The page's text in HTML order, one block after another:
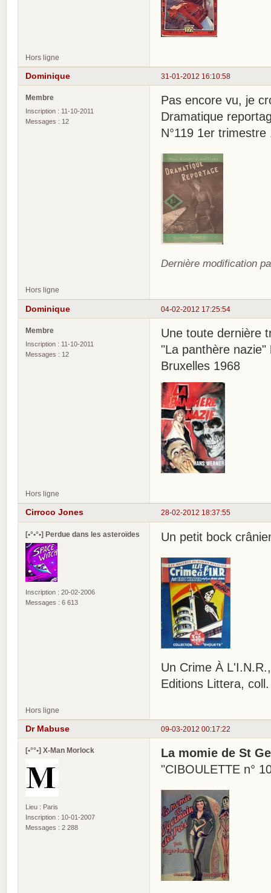
Hors ligne
31-01-2012 16:10:58
Dominique
Membre
Inscription : 11-10-2011
Messages : 12
Pas encore vu, je
Dramatique
N°119 1er trimestre
Dernière modification
Hors ligne
04-02-2012 17:25:54
Dominique
Membre
Inscription : 11-10-2011
Messages : 12
Une toute dernière
"La panthère nazie"
Bruxelles 1968
Hors ligne
28-02-2012 18:37:55
Cirroco Jones
[•°•°•] Perdue dans les asteroïdes
Inscription : 20-02-2006
Messages : 6 613
Un petit bock
Un Crime À
Editions Littera,
Hors ligne
09-03-2012 00:17:22
Dr Mabuse
[•°°•] X-Man Morlock
Lieu : Paris
Inscription : 10-01-2007
Messages : 2 288
La momie de St
"CIBOULETTE n°